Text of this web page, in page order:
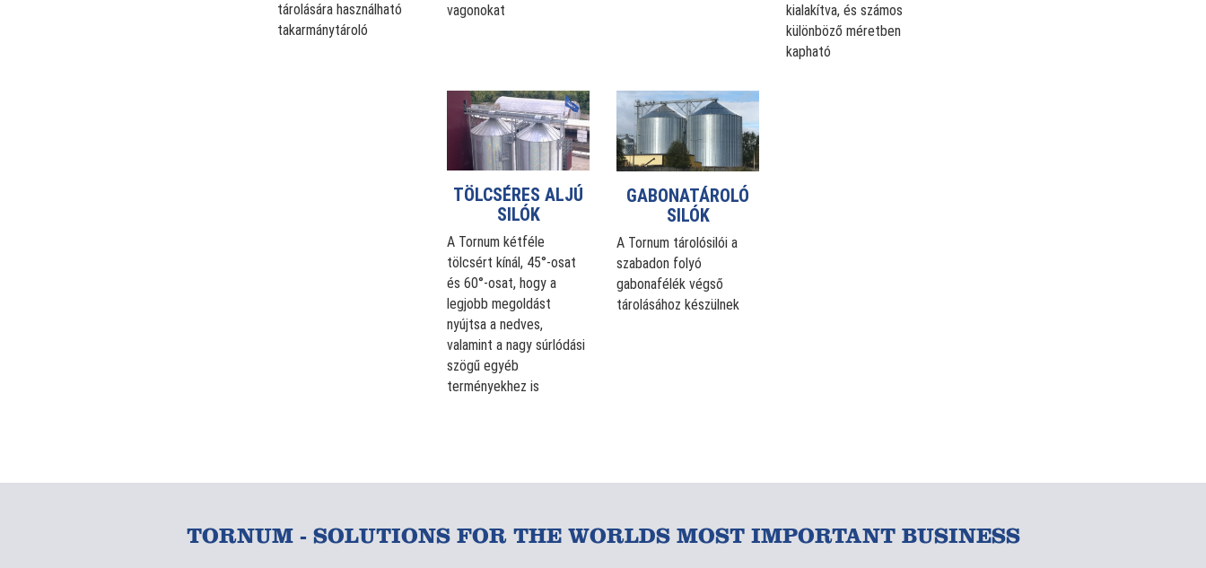
tárolására használható
takarmánytároló
vagonokat
kialakítva, és számos
különböző méretben
kapható
TÖLCSÉRES ALJÚ
SILÓK
A Tornum kétféle
tölcsért kínál, 45°-osat
és 60°-osat, hogy a
legjobb megoldást
nyújtsa a nedves,
valamint a nagy súrlódási
szögű egyéb
terményekhez is
GABONATÁROLÓ
SILÓK
A Tornum tárolósilói a
szabadon folyó
gabonafélék végső
tárolásához készülnek
TORNUM - SOLUTIONS FOR THE WORLDS MOST IMPORTANT BUSINESS